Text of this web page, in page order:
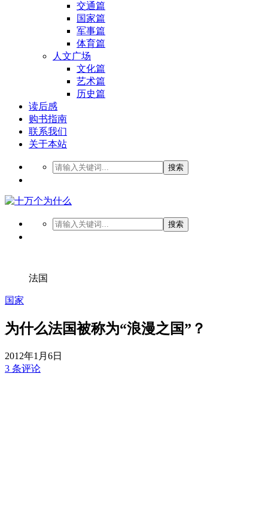
交通篇
国家篇
军事篇
体育篇
人文广场
文化篇
艺术篇
历史篇
读后感
购书指南
联系我们
关于本站
搜索
搜索
法国
国家
为什么法国被称为“浪漫之国”？
2012年1月6日
3 条评论